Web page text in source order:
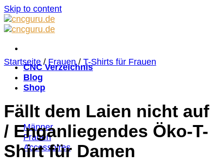
Skip to content
CNC Verzeichnis
Blog
Shop
Männer
Frauen
Accessoires
Startseite / Frauen / T-Shirts für Frauen
Fällt dem Laien nicht auf
/ Enganliegendes Öko-T-
Shirt für Damen